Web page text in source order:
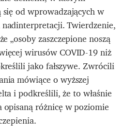
od wprowadzających w
Twierdzenie,
„osoby zaszczepione noszą
wirusów COVID-19 niż
jako fałszywe. Zwrócili
mówiące o wyższej
i podkreślili, że to właśnie
opisaną różnicę w poziomie